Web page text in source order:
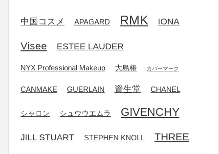
中国コスメ APAGARD RMK IONA
Visee ESTEE LAUDER
NYX Professional Makeup 大島椿 カバーマーク
CANMAKE GUERLAIN 資生堂 CHANEL
シャロン シュウウエムラ GIVENCHY
JILL STUART STEPHEN KNOLL THREE